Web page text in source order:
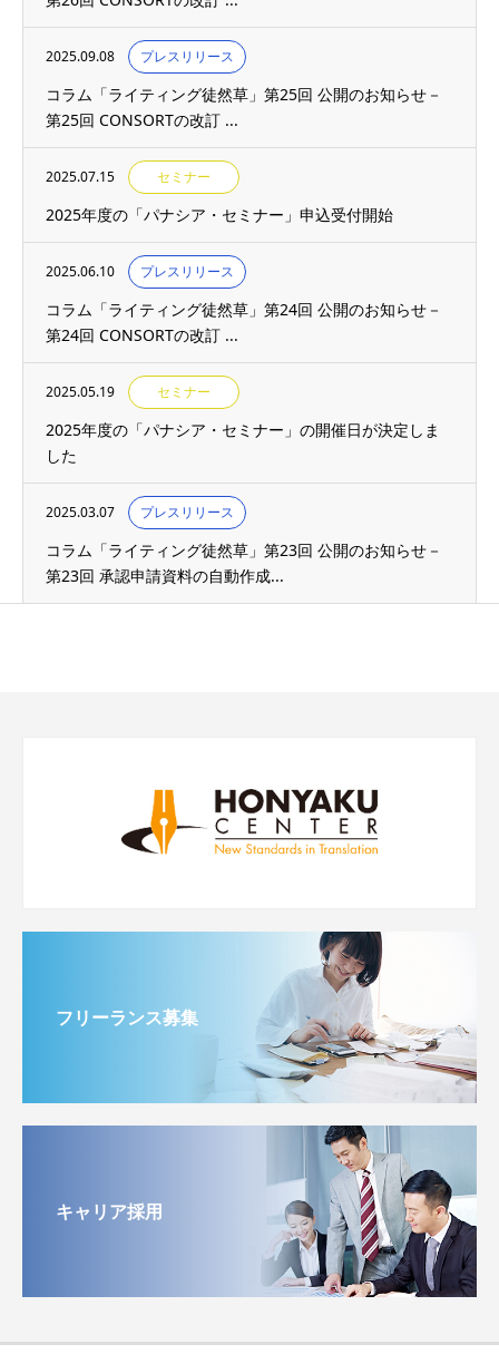
2025.09.08 プレスリリース
コラム「ライティング徒然草」第25回 公開のお知らせ－
第25回 CONSORTの改訂 ...
2025.07.15 セミナー
2025年度の「パナシア・セミナー」申込受付開始
2025.06.10 プレスリリース
コラム「ライティング徒然草」第24回 公開のお知らせ－
第24回 CONSORTの改訂 ...
2025.05.19 セミナー
2025年度の「パナシア・セミナー」の開催日が決定しま
した
2025.03.07 プレスリリース
コラム「ライティング徒然草」第23回 公開のお知らせ－
第23回 承認申請資料の自動作成...
フリーランス募集
キャリア採用